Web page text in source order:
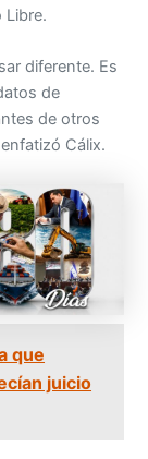
Libre.
diferente. Es
de
de otros
Cálix.
que
juicio